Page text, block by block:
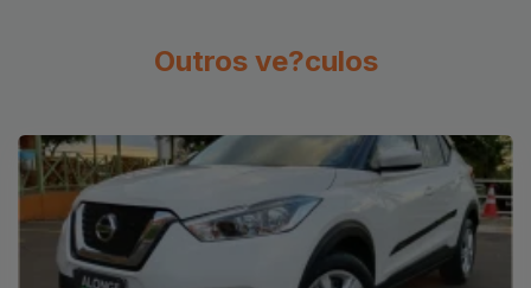
Outros ve?culos